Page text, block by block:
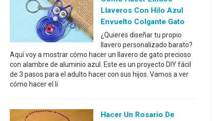
Llaveros Con Hilo Azul
Envuelto Colgante Gato
¿Quieres diseñar tu propio
llavero personalizado barato?
Aquí voy a mostrar cómo hacer un llavero de gato precioso
con alambre de aluminio azul. Este es un proyecto DIY fácil
de 3 pasos para el adulto hacer con sus hijos. Vamos a ver
cómo hacer el li
Hacer Un Rosario De